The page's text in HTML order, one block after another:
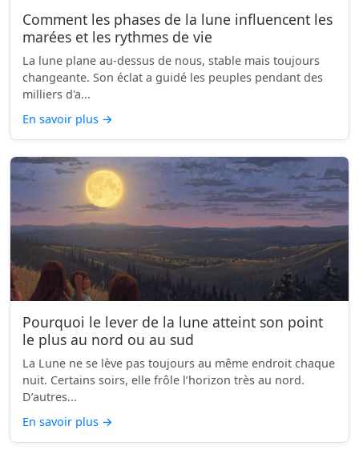
Comment les phases de la lune influencent les
marées et les rythmes de vie
La lune plane au-dessus de nous, stable mais toujours
changeante. Son éclat a guidé les peuples pendant des
milliers d'a...
En savoir plus →
Pourquoi le lever de la lune atteint son point
le plus au nord ou au sud
La Lune ne se lève pas toujours au même endroit chaque
nuit. Certains soirs, elle frôle l’horizon très au nord.
D’autres...
En savoir plus →